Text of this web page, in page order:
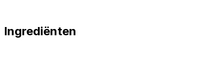
Ingrediënten